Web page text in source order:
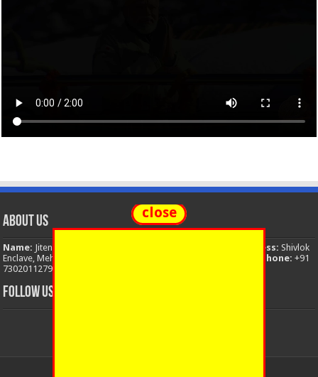
About Us
Name: Jitendra Singh Address: Shivlok
Enclave, Mehuwala Mafi, Dehradun, Uttarakhand, 248001, India
Phone: +91
7302011279
FOLLOW US
close